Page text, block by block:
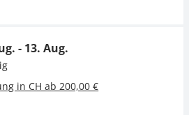
- 13. Aug.
in CH ab 200,00 €